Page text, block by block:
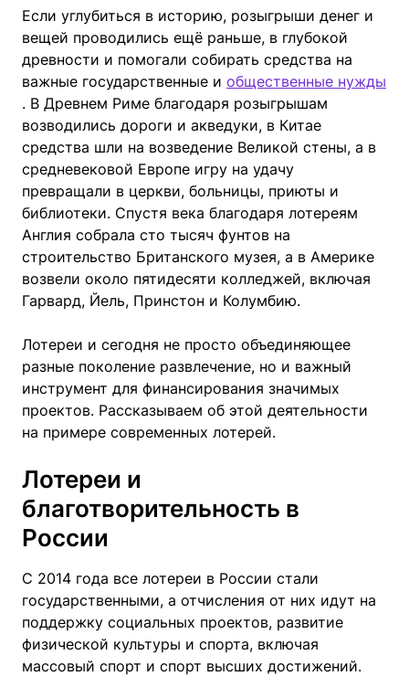
Если углубиться в историю, розыгрыши денег и
вещей проводились ещё раньше, в глубокой
древности и помогали собирать средства на
важные государственные и общественные нужды
. В Древнем Риме благодаря розыгрышам
возводились дороги и акведуки, в Китае
средства шли на возведение Великой стены, а в
средневековой Европе игру на удачу
превращали в церкви, больницы, приюты и
библиотеки. Спустя века благодаря лотереям
Англия собрала сто тысяч фунтов на
строительство Британского музея, а в Америке
возвели около пятидесяти колледжей, включая
Гарвард, Йель, Принстон и Колумбию.
Лотереи и сегодня не просто объединяющее
разные поколение развлечение, но и важный
инструмент для финансирования значимых
проектов. Рассказываем об этой деятельности
на примере современных лотерей.
Лотереи и
благотворительность в
России
С 2014 года все лотереи в России стали
государственными, а отчисления от них идут на
поддержку социальных проектов, развитие
физической культуры и спорта, включая
массовый спорт и спорт высших достижений.